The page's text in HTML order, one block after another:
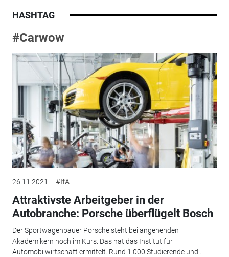
HASHTAG
#Carwow
26.11.2021 #IfA
Attraktivste Arbeitgeber in der
Autobranche: Porsche überflügelt Bosch
Der Sportwagenbauer Porsche steht bei angehenden
Akademikern hoch im Kurs. Das hat das Institut für
Automobilwirtschaft ermittelt. Rund 1.000 Studierende und...